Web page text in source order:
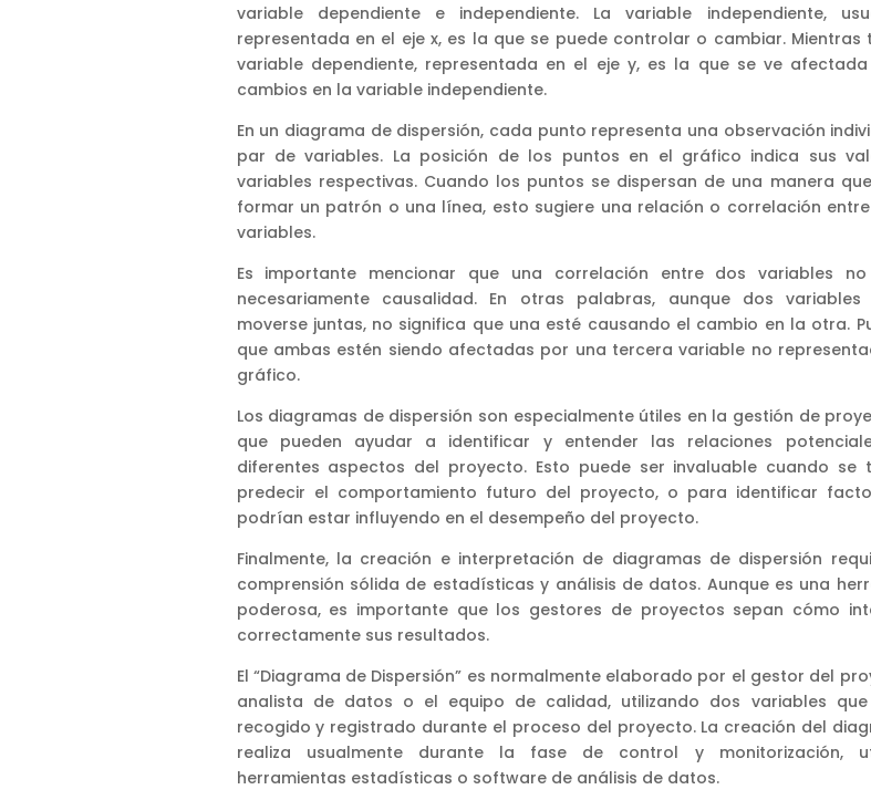
variable dependiente e independiente. La variable independiente,
representada en el eje x, es la que se puede controlar o cambiar. Mientras
variable dependiente, representada en el eje y, es la que se ve
cambios en la variable independiente.
En un diagrama de dispersión, cada punto representa una observación
par de variables. La posición de los puntos en el gráfico indica sus
variables respectivas. Cuando los puntos se dispersan de una manera
formar un patrón o una línea, esto sugiere una relación o correlación
variables.
Es importante mencionar que una correlación entre dos variables
necesariamente causalidad. En otras palabras, aunque dos variables
moverse juntas, no significa que una esté causando el cambio en la otra.
que ambas estén siendo afectadas por una tercera variable no
gráfico.
Los diagramas de dispersión son especialmente útiles en la gestión de
que pueden ayudar a identificar y entender las relaciones
diferentes aspectos del proyecto. Esto puede ser invaluable cuando se
predecir el comportamiento futuro del proyecto, o para identificar
podrían estar influyendo en el desempeño del proyecto.
Finalmente, la creación e interpretación de diagramas de dispersión
comprensión sólida de estadísticas y análisis de datos. Aunque es una
poderosa, es importante que los gestores de proyectos sepan cómo
correctamente sus resultados.
El “Diagrama de Dispersión” es normalmente elaborado por el gestor del
analista de datos o el equipo de calidad, utilizando dos variables
recogido y registrado durante el proceso del proyecto. La creación del
realiza usualmente durante la fase de control y monitorización,
herramientas estadísticas o software de análisis de datos.